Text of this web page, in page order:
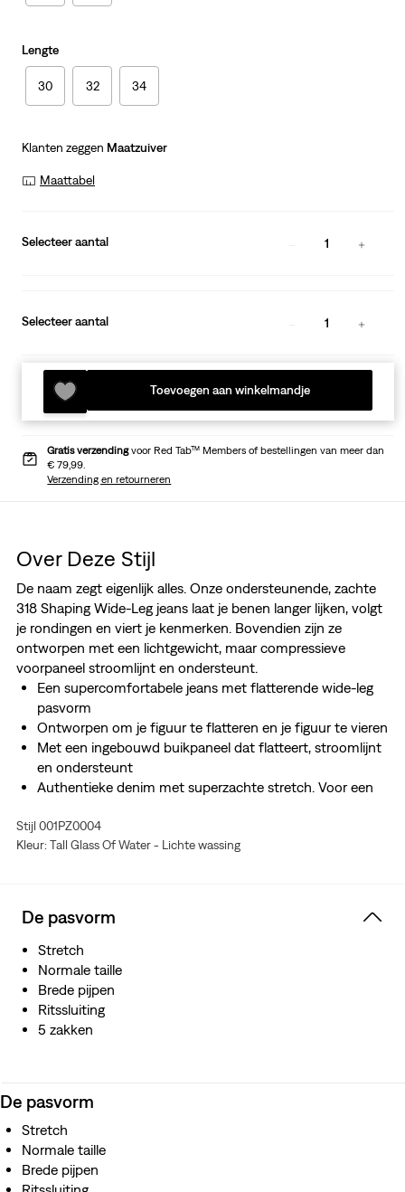
Lengte
30 32 34
Klanten zeggen Maatzuiver
Maattabel
Selecteer aantal 1
Selecteer aantal 1
Toevoegen aan winkelmandje
Gratis verzendingvoor Red Tab™ Members of bestellingen van meer dan
€ 79,99.
Verzending en retourneren
Over Deze Stijl
De naam zegt eigenlijk alles. Onze ondersteunende, zachte
318 Shaping Wide-Leg jeans laat je benen langer lijken, volgt
je rondingen en viert je kenmerken. Bovendien zijn ze
ontworpen met een lichtgewicht, maar compressieve
voorpaneel stroomlijnt en ondersteunt.
Een supercomfortabele jeans met flatterende wide-leg
pasvorm
Ontworpen om je figuur te flatteren en je figuur te vieren
Met een ingebouwd buikpaneel dat flatteert, stroomlijnt
en ondersteunt
Authentieke denim met superzachte stretch. Voor een
Stretch. Dankzij de uitstekende ingebouwde
vormvastheid kan hij je rondingen goed volgen en met je
Stijl 001PZ0004
Kleur: Tall Glass Of Water - Lichte wassing
De pasvorm
Stretch
Normale taille
Brede pijpen
Ritssluiting
5 zakken
De pasvorm
Stretch
Normale taille
Brede pijpen